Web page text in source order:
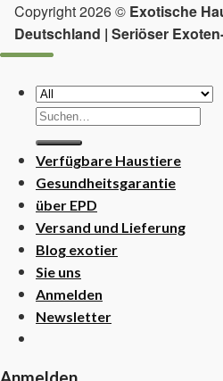
Copyright 2026 © Exotische
Deutschland | Seriöser
Suchen
nach:
Verfügbare Haustiere
Gesundheitsgarantie
über EPD
Versand und Lieferung
Blog exotier
Sie uns
Anmelden
Newsletter